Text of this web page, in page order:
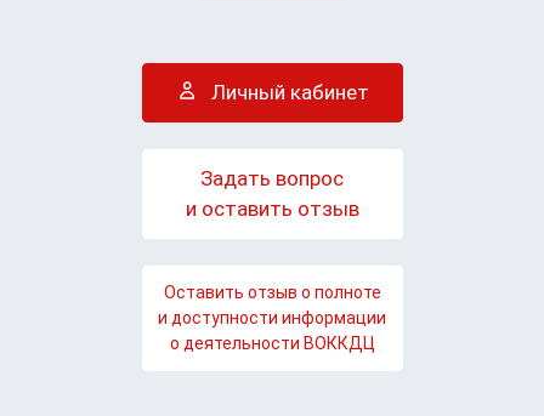
Личный кабинет
Задать вопрос
и оставить отзыв
Оставить отзыв о полноте
и доступности информации
о деятельности ВОККДЦ